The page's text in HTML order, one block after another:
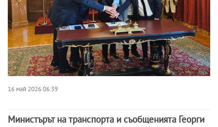
16 май 2026 06:39
Министърът на транспорта и съобщенията Георги